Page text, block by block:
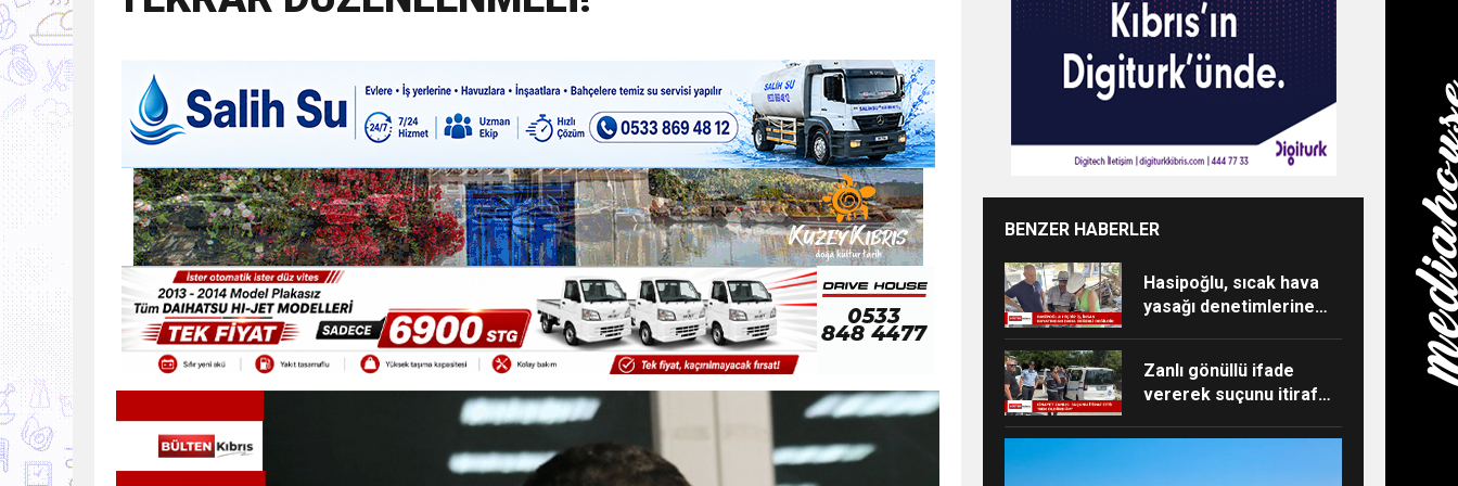
13:49 İran, Hürmüz’de konteyner gemisini hedef aldı
13:42 BEROVA: HAYAT PAHALILIĞI ÖNGÖRÜMÜZ YÜZDE 7.5 İLE 8.5 ARASINDA
20:30 Cumhurbaşkanı Erhürman sergi açılışında fenalaşarak hastaneye kaldırıldı BENZER HABERLER
Hasipoğlu, sıcak hava
yasağı denetimlerine
Zanlı gönüllü ifade
vererek suçunu itiraf